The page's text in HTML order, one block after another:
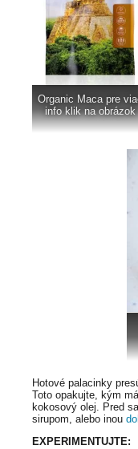
Organic Maca pre
info klik na obrázok
Hotové palacinky
Toto opakujte, kým
kokosový olej. Pred
sirupom, alebo inou
EXPERIMENTUJTE: